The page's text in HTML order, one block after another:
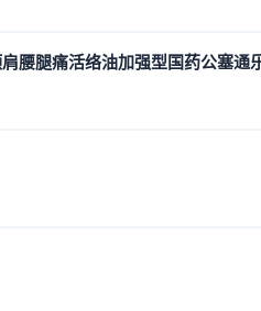
腰腿痛活络油加强型国药公塞通